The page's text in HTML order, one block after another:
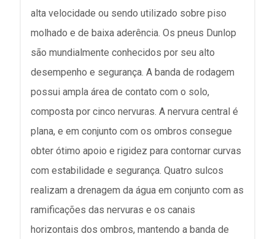
alta velocidade ou sendo utilizado sobre piso
molhado e de baixa aderência. Os pneus Dunlop
são mundialmente conhecidos por seu alto
desempenho e segurança. A banda de rodagem
possui ampla área de contato com o solo,
composta por cinco nervuras. A nervura central é
plana, e em conjunto com os ombros consegue
obter ótimo apoio e rigidez para contornar curvas
com estabilidade e segurança. Quatro sulcos
realizam a drenagem da água em conjunto com as
ramificações das nervuras e os canais
horizontais dos ombros, mantendo a banda de